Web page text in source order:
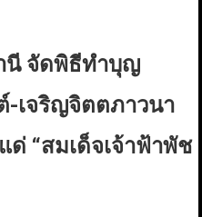
นี จัดพิธีทำบุญ
เจริญจิตตภาวนา
“สมเด็จเจ้าฟ้าพัช